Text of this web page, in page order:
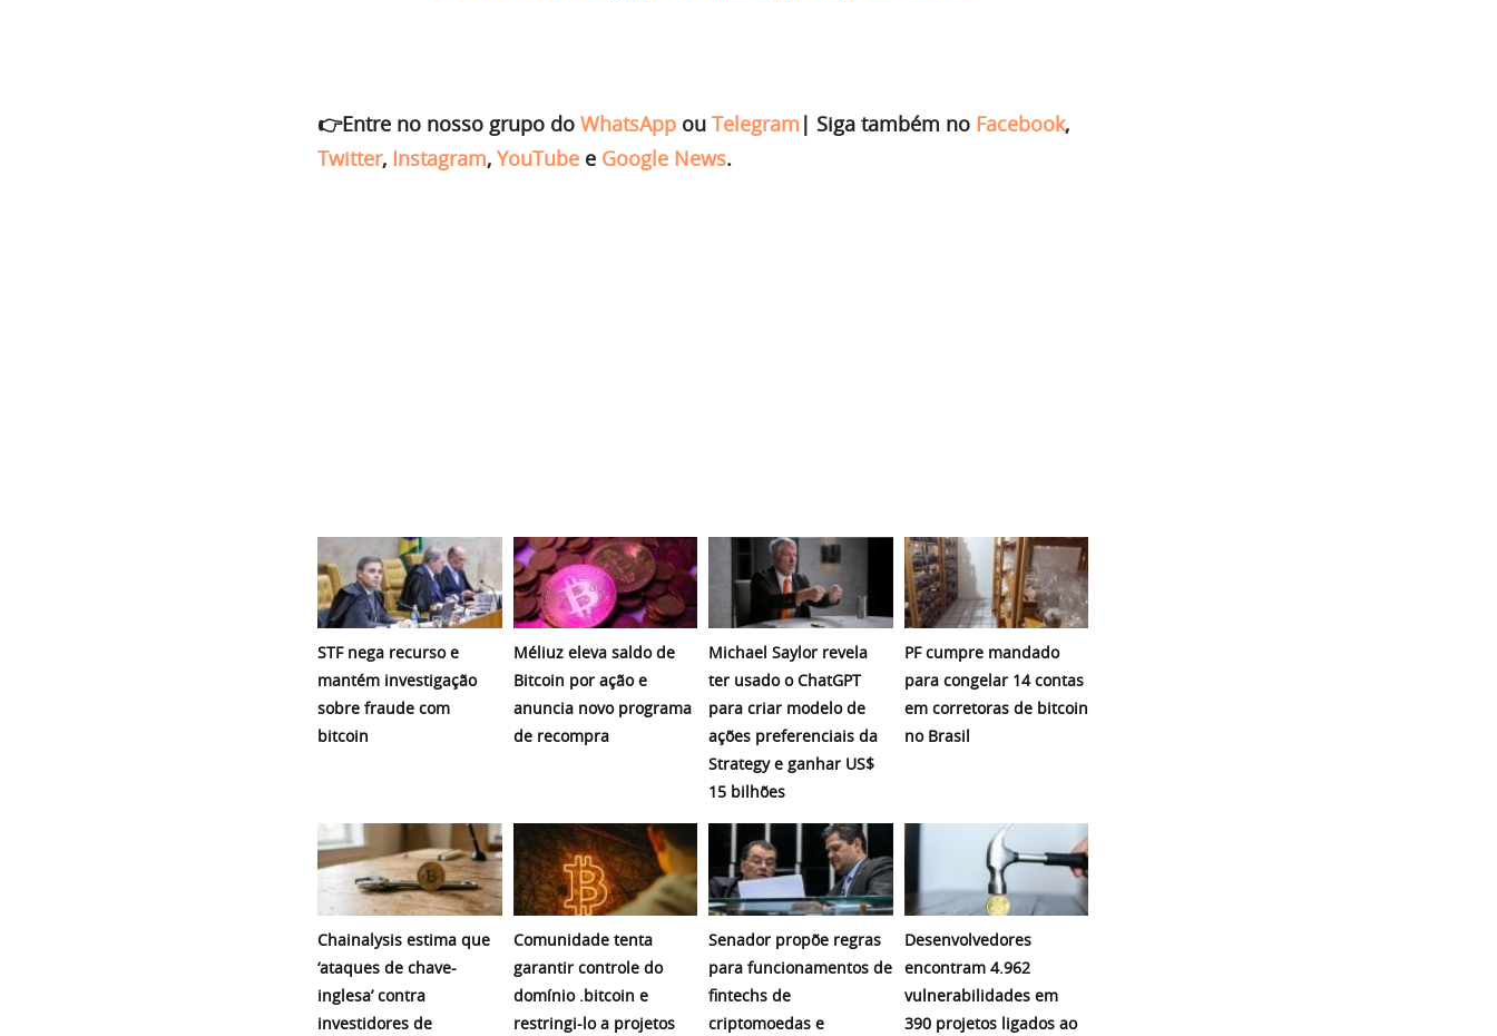
👉Entre no nosso grupo do WhatsApp ou Telegram | Siga também no Facebook,
Twitter, Instagram, YouTube e Google News.
STF nega recurso e
mantém investigação
sobre fraude com
bitcoin
Méliuz eleva saldo de
Bitcoin por ação e
anuncia novo programa
de recompra
Michael Saylor revela
ter usado o ChatGPT
para criar modelo de
ações preferenciais da
Strategy e ganhar US$
15 bilhões
PF cumpre mandado
para congelar 14 contas
em corretoras de bitcoin
no Brasil
Chainalysis estima que
‘ataques de chave-
inglesa’ contra
investidores de
Comunidade tenta
garantir controle do
domínio .bitcoin e
restringi-lo a projetos
Senador propõe regras
para funcionamentos de
fintechs de
criptomoedas e
Desenvolvedores
encontram 4.962
vulnerabilidades em
390 projetos ligados ao